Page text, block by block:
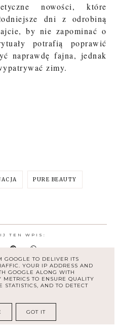
nowości, które
dni z odrobiną
by nie zapominać o
potrafią poprawić
naprawdę fajna, jednak
zimy.
PURE BEAUTY
TEN WPIS:
| serum
zamienia
chwilę relaksu
GOOGLE TO DELIVER ITS
YOUR IP ADDRESS AND
GOOGLE ALONG WITH
METRICS TO ENSURE QUALITY
STATISTICS, AND TO DETECT
GOT IT